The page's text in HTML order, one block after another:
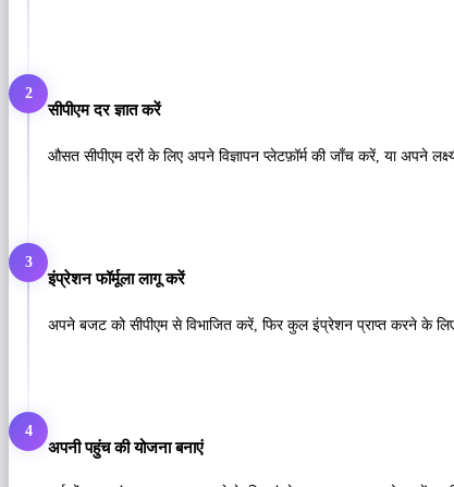
2
सीपीएम दर ज्ञात करें
औसत सीपीएम दरों के लिए अपने विज्ञापन प्लेटफ़ॉर्म की जाँच करें, या अपने
3
इंप्रेशन फॉर्मूला लागू करें
अपने बजट को सीपीएम से विभाजित करें, फिर कुल इंप्रेशन प्राप्त करने के
4
अपनी पहुंच की योजना बनाएं